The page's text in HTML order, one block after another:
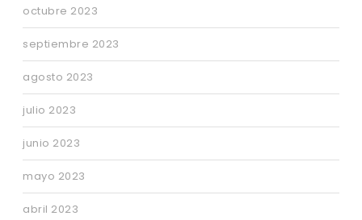
octubre 2023
septiembre 2023
agosto 2023
julio 2023
junio 2023
mayo 2023
abril 2023